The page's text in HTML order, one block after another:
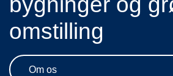
omstilling
Om os